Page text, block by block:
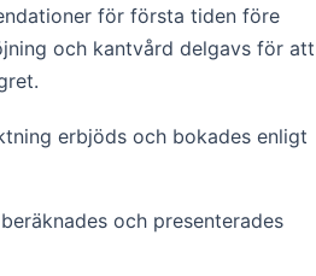
för första tiden före
och kantvård delgavs för att
erbjöds och bokades enligt
och presenterades